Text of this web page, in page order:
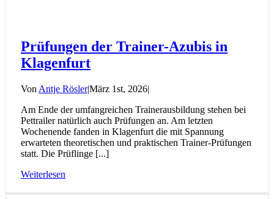
Prüfungen der Trainer-Azubis in
Klagenfurt
Von Antje Rösler|März 1st, 2026|
Am Ende der umfangreichen Trainerausbildung stehen bei
Pettrailer natürlich auch Prüfungen an. Am letzten
Wochenende fanden in Klagenfurt die mit Spannung
erwarteten theoretischen und praktischen Trainer-Prüfungen
statt. Die Prüflinge [...]
Weiterlesen